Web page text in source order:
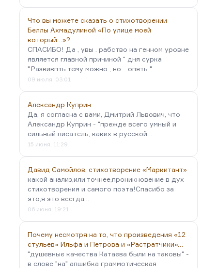
Что вы можете сказать о стихотворении
Беллы Ахмадулиной «По улице моей
который…»?
СПАСИБО! Да , увы . рабство на генном уровне
является главной причиной " дня сурка
".Развивпть тему можно , но .. опять "…
09 июля, 03:01
Александр Куприн
Да, я согласна с вами, Дмитрий Львович, что
Александр Куприн - "прежде всего умный и
сильный писатель, каких в русской…
15 июня, 11:29
Давид Самойлов, стихотворение «Маркитант»
какой анализ,или точнее,проникновение в дух
стихотворения и самого поэта!Спасибо за
это,я это всегда…
06 июня, 19:21
Почему несмотря на то, что произведения «12
стульев» Ильфа и Петрова и «Растратчики»…
"душевные качества Катаева были на таковы" -
в слове "на" апшибка граммотическая